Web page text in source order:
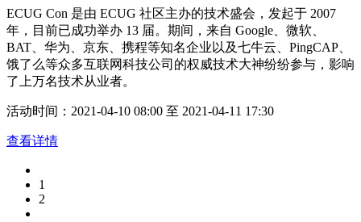
ECUG Con 是由 ECUG 社区主办的技术盛会，发起于 2007
年，目前已成功举办 13 届。期间，来自 Google、微软、
BAT、华为、京东、携程等知名企业以及七牛云、PingCAP、
饿了么等众多互联网科技公司的权威技术大神纷纷参与，影响
了上万名技术从业者。
活动时间：2021-04-10 08:00 至 2021-04-11 17:30
查看详情
1
2